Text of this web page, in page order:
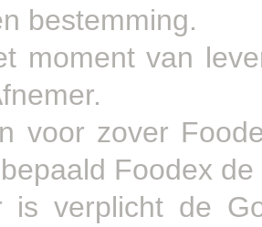
bestemming.
moment van
voor zover
Foodex
is verplicht de